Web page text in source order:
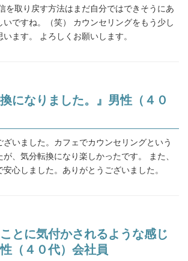
を取り戻す方法はまだ自分ではできそうにあ
いですね。（笑） カウンセリングをもう少し
ます。 よろしくお願いします。
換になりました。』男性（４０
いました。カフェでカウンセリングという
、気分転換になり楽しかったです。 また、
心しました。ありがとうございました。
ことに気付かされるような感じ
（４０代）会社員